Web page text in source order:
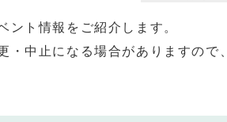
ント情報をご紹介します。
・中止になる場合がありますので